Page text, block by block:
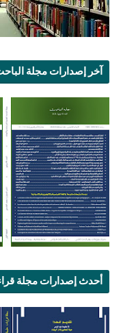
آخر إصدارات مجلة
أحدث إصدارات مجلة